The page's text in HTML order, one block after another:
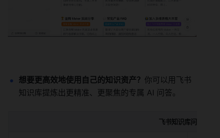
想要更高效地使用自己的知识资产？ 你可以用飞书
知识库提炼出更精准、更聚焦的专属 AI 问答。
飞书知识库问答功能